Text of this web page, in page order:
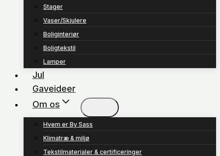
Stager
Vaser/Skjulere
Boliginteriør
Boligtekstil
Lamper
Jul
Gaveideer
Om os
Hvem er By Sass
Klimatræ & miljø
Tekstilmaterialer & certificeringer